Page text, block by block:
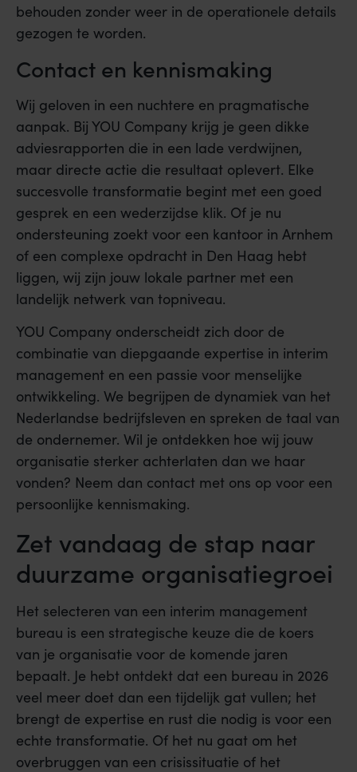
behouden zonder weer in de operationele details
gezogen te worden.
Contact en kennismaking
Wij geloven in een nuchtere en pragmatische
aanpak. Bij YOU Company krijg je geen dikke
adviesrapporten die in een lade verdwijnen,
maar directe actie die resultaat oplevert. Elke
succesvolle transformatie begint met een goed
gesprek en een wederzijdse klik. Of je nu
ondersteuning zoekt voor een kantoor in Arnhem
of een complexe opdracht in Den Haag hebt
liggen, wij zijn jouw lokale partner met een
landelijk netwerk van topniveau.
YOU Company onderscheidt zich door de
combinatie van diepgaande expertise in interim
management en een passie voor menselijke
ontwikkeling. We begrijpen de dynamiek van het
Nederlandse bedrijfsleven en spreken de taal van
de ondernemer. Wil je ontdekken hoe wij jouw
organisatie sterker achterlaten dan we haar
vonden? Neem dan contact met ons op voor een
persoonlijke kennismaking.
Zet vandaag de stap naar
duurzame organisatiegroei
Het selecteren van een interim management
bureau is een strategische keuze die de koers
van je organisatie voor de komende jaren
bepaalt. Je hebt ontdekt dat een bureau in 2026
veel meer doet dan een tijdelijk gat vullen; het
brengt de expertise en rust die nodig is voor een
echte transformatie. Of het nu gaat om het
overbruggen van een crisissituatie of het